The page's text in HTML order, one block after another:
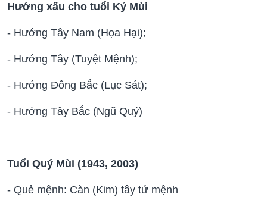
Hướng xấu cho tuổi Kỷ Mùi
- Hướng Tây Nam (Họa Hại);
- Hướng Tây (Tuyệt Mệnh);
- Hướng Đông Bắc (Lục Sát);
- Hướng Tây Bắc (Ngũ Quỷ)
Tuổi Quý Mùi (1943, 2003)
- Quẻ mệnh: Càn (Kim) tây tứ mệnh